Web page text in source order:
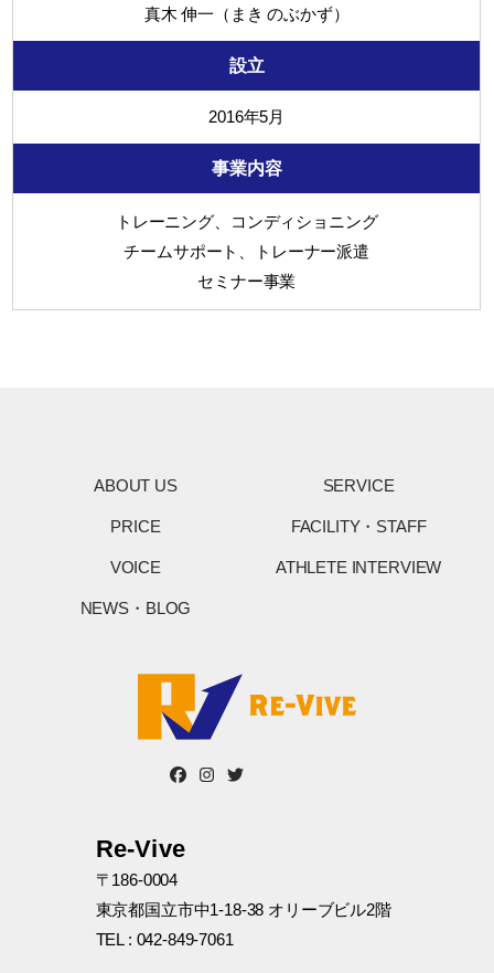
真木 伸一（まき のぶかず）
設立
2016年5月
事業内容
トレーニング、コンディショニング
チームサポート、トレーナー派遣
セミナー事業
ABOUT US SERVICE
PRICE FACILITY・STAFF
VOICE ATHLETE INTERVIEW
NEWS・BLOG
Re-Vive
〒186-0004
東京都国立市中1-18-38 オリーブビル2階
TEL : 042-849-7061